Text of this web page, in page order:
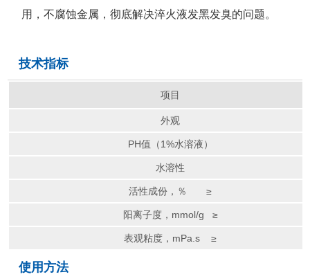
用，不腐蚀金属，彻底解决淬火液发黑发臭的问题。
技术指标
项目
外观
PH值（1%水溶液）
水溶性
活性成份，％ ≥
阳离子度，mmol/g ≥
表观粘度，mPa.s ≥
使用方法